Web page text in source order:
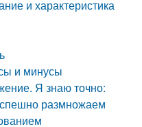
и характеристика
и минусы
Я знаю точно:
размножаем